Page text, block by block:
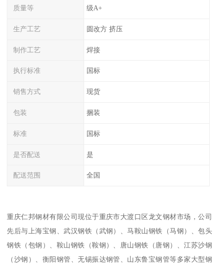
质量等 级A+
生产工艺 圆改方 挤压
制作工艺 焊接
执行标准 国标
销售方式 现货
包装 捆装
标准 国标
是否配送 是
配送范围 全国
重庆仁邦钢材有限公司现位于重庆市大渡口区龙文钢材市场，公司
先后与上海宝钢、武汉钢铁（武钢）、马鞍山钢铁（马钢）、包头
钢铁（包钢）、鞍山钢铁（鞍钢）、唐山钢铁（唐钢）、江苏沙钢
（沙钢）、衡阳钢管、无锡振达钢管、山东鲁宝钢管等多家大型钢